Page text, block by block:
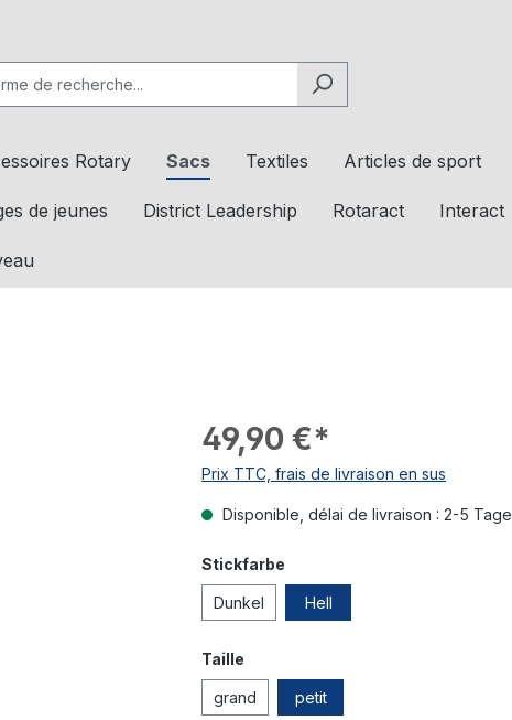
Rotary Sacs Textiles Articles de sport
de jeunes District Leadership Rotaract Interact
49,90 €*
Prix TTC, frais de livraison en sus
Disponible, délai de livraison : 2-5 Tage
Stickfarbe
Dunkel Hell
Taille
grand petit